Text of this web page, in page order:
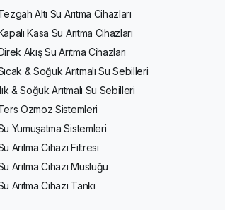
Altı Su Arıtma Cihazları
Kasa Su Arıtma Cihazları
Akış Su Arıtma Cihazları
& Soğuk Arıtmalı Su Sebilleri
& Soğuk Arıtmalı Su Sebilleri
Ozmoz Sistemleri
Yumuşatma Sistemleri
Arıtma Cihazı Filtresi
Arıtma Cihazı Musluğu
Arıtma Cihazı Tankı